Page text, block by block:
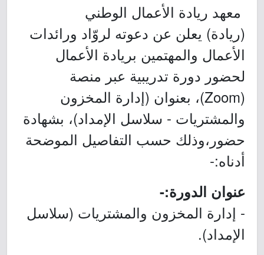
معهد ريادة الأعمال الوطني
(ريادة) يعلن عن دعوته لروّاد ورائدات
الأعمال والمهتمين بريادة الأعمال
لحضور دورة تدريبية عبر منصة
(Zoom)، بعنوان (إدارة المخزون
والمشتريات - سلاسل الإمداد)، بشهادة
حضور،وذلك حسب التفاصيل الموضحة
أدناه:-
عنوان الدورة:-
- إدارة المخزون والمشتريات (سلاسل
الإمداد).